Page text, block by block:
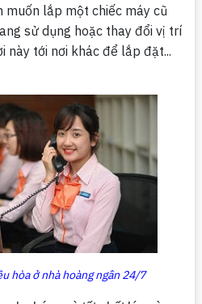
muốn lắp một chiếc máy cũ
sử dụng hoặc thay đổi vị trí
này tới nơi khác để lắp đặt...
hòa ở nhà hoàng ngân 24/7